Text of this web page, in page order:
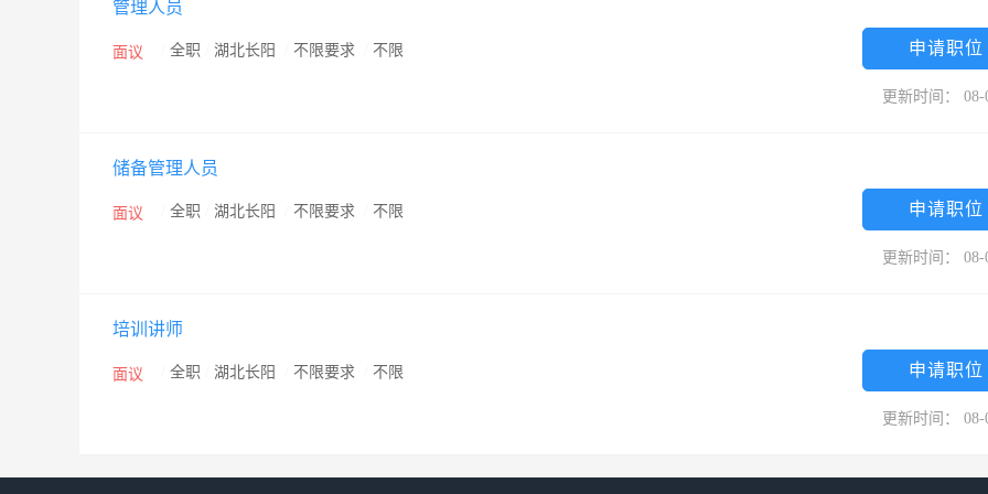
险业务为振兴之策，以开拓资产管理、资本运作等领域为跨越之道，发奋图强，开拓创新，力求实现中国人保新的创业和跨越式
发展，把中国人保建设成为国际一流的大型现代金融保险集团。
管理人员
面议 全职 湖北长阳 不限要求 不限 申请职位
更新时间： 08-
储备管理人员
面议 全职 湖北长阳 不限要求 不限 申请职位
更新时间： 08-
培训讲师
面议 全职 湖北长阳 不限要求 不限 申请职位
更新时间： 08-